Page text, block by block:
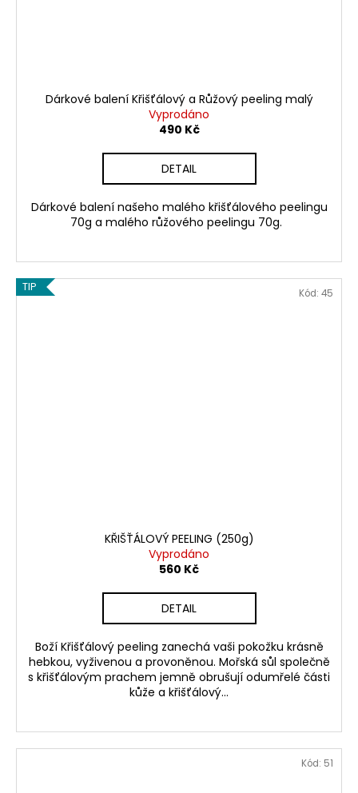
Dárkové balení Křišťálový a Růžový peeling malý
Vyprodáno
490 Kč
DETAIL
Dárkové balení našeho malého křišťálového peelingu
70g a malého růžového peelingu 70g.
TIP
KŘIŠŤÁLOVÝ PEELING (250g)
Vyprodáno
560 Kč
DETAIL
Boží Křišťálový peeling zanechá vaši pokožku krásně
hebkou, vyživenou a provoněnou. Mořská sůl společně
s křišťálovým prachem jemně obrušují odumřelé části
kůže a křišťálový...
Kód: 45
Kód: 51